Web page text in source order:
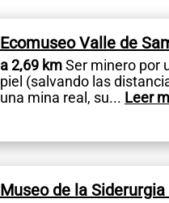
Ecomuseo Valle de
a 2,69 kmSer minero por
piel (salvando las
una mina real, su... Leer
Museo de la Siderurgia